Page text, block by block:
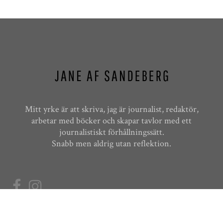
Mitt yrke är att skriva, jag är journalist, redaktör,
arbetar med böcker och skapar tavlor med ett
journalistiskt förhållningssätt.
Snabb men aldrig utan reflektion.